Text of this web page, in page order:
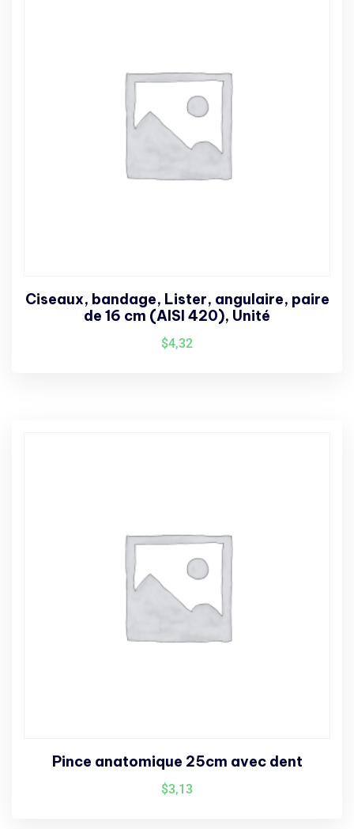
Ciseaux, bandage, Lister, angulaire, paire
de 16 cm (AISI 420), Unité
$4,32
Pince anatomique 25cm avec dent
$3,13